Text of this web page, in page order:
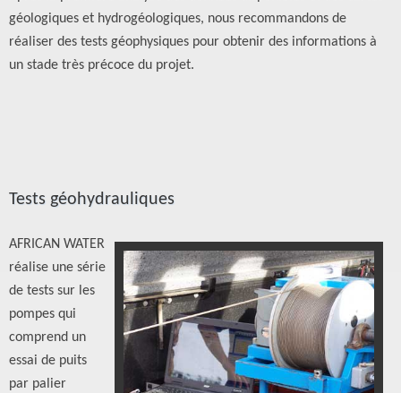
géologiques et hydrogéologiques, nous recommandons de
réaliser des tests géophysiques pour obtenir des informations à
un stade très précoce du projet.
Tests géohydrauliques
AFRICAN WATER
réalise une série
de tests sur les
pompes qui
comprend un
essai de puits
par palier